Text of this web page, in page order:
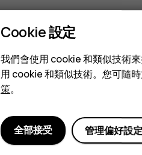
Cookie 設定
我們會使用 cookie 和類似技術
用 cookie 和類似技術。您可隨
策。
管理偏好設定
全部接受